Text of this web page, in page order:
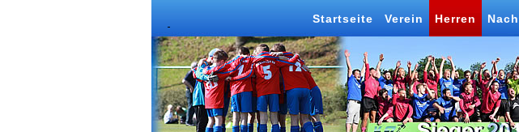
Startseite Verein Herren